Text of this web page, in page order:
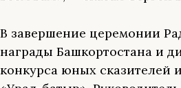
В завершение церемонии
награды Башкортостана и
конкурса юных сказителей